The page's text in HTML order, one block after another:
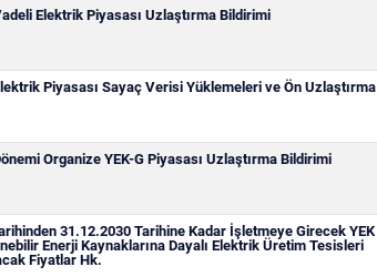
Elektrik Piyasası Uzlaştırma Bildirimi
Piyasası Sayaç Verisi Yüklemeleri ve Ön Uzlaştırma
Organize YEK-G Piyasası Uzlaştırma Bildirimi
31.12.2030 Tarihine Kadar İşletmeye Girecek YEK
Enerji Kaynaklarına Dayalı Elektrik Üretim Tesisleri
Fiyatlar Hk.